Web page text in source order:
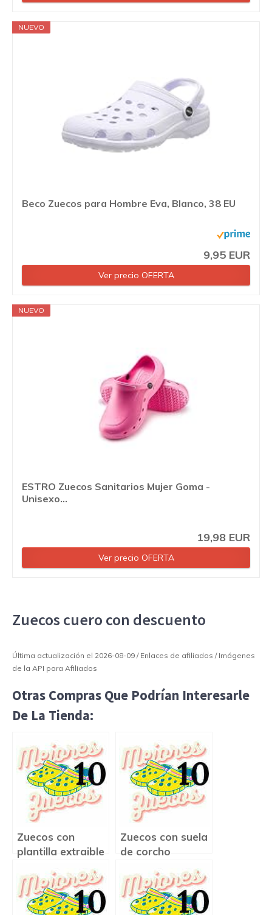
NUEVO
Beco Zuecos para Hombre Eva, Blanco, 38 EU
9,95 EUR
Ver precio OFERTA
NUEVO
ESTRO Zuecos Sanitarios Mujer Goma -
Unisexo...
19,98 EUR
Ver precio OFERTA
Zuecos cuero con descuento
Última actualización el 2026-08-09 / Enlaces de afiliados / Imágenes
de la API para Afiliados
Otras Compras Que Podrían Interesarle
De La Tienda:
Zuecos con
plantilla extraible
Zuecos con suela
de corcho